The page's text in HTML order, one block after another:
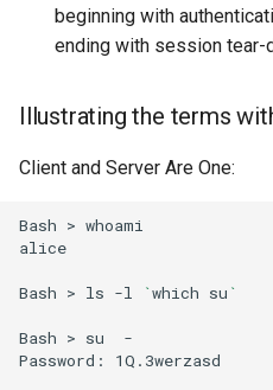
beginning with
ending with session tear-
Illustrating the terms
Client and Server Are One:
Bash > whoami
alice
Bash > ls -l `which su `
Bash > su
-
Password:
1Q.3werzasd